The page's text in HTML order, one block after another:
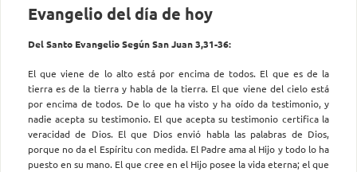
Evangelio del día de hoy
Del Santo Evangelio Según San Juan 3,31-36:
El que viene de lo alto está por encima de todos. El que es de la
tierra es de la tierra y habla de la tierra. El que viene del cielo está
por encima de todos. De lo que ha visto y ha oído da testimonio, y
nadie acepta su testimonio. El que acepta su testimonio certifica la
veracidad de Dios. El que Dios envió habla las palabras de Dios,
porque no da el Espíritu con medida. El Padre ama al Hijo y todo lo ha
puesto en su mano. El que cree en el Hijo posee la vida eterna; el que